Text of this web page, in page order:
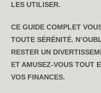
LES UTILISER.
CE GUIDE COMPLET
TOUTE SÉRÉNITÉ.
RESTER UN
ET AMUSEZ-VOUS TOUT
VOS FINANCES.